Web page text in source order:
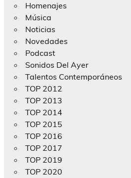
Homenajes
Música
Noticias
Novedades
Podcast
Sonidos Del Ayer
Talentos Contemporáneos
TOP 2012
TOP 2013
TOP 2014
TOP 2015
TOP 2016
TOP 2017
TOP 2019
TOP 2020